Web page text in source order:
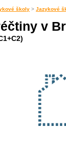
školy > Jazykové
v